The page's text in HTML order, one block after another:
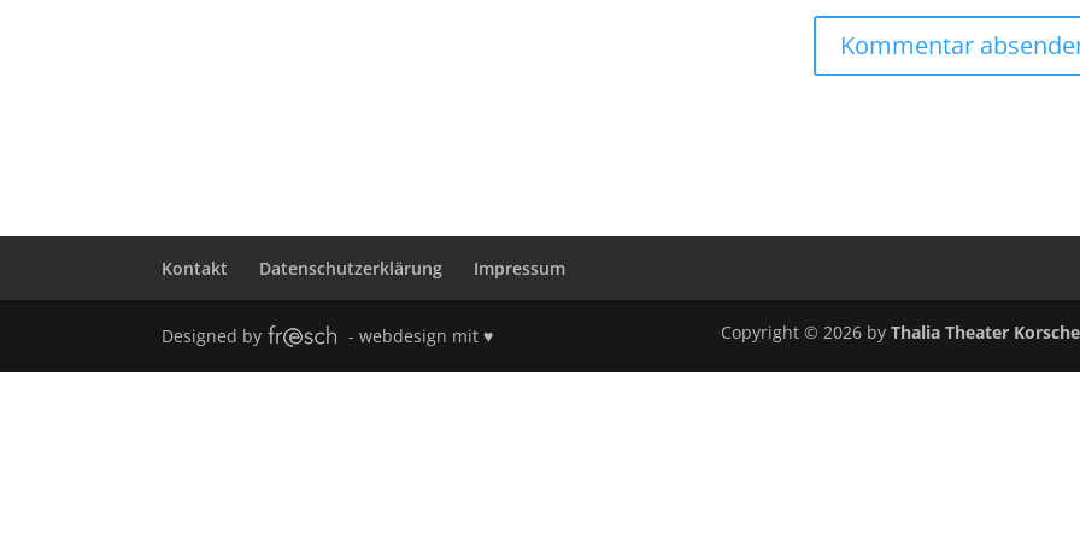
Kontakt Datenschutzerklärung Impressum
Designed by - webdesign mit ♥ Copyright © 2026 by Thalia Theater